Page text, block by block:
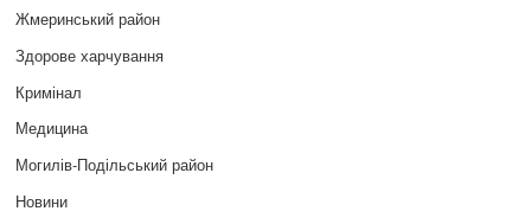
Жмеринський район
Здорове харчування
Кримінал
Медицина
Могилів-Подільський район
Новини